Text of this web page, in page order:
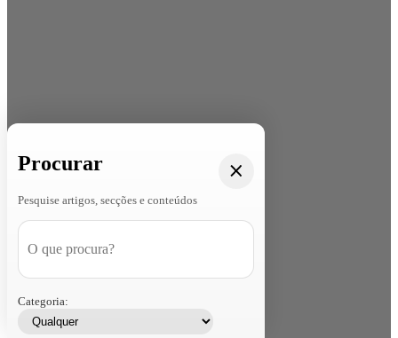
Procurar
Pesquise artigos, secções e conteúdos
Categoria: